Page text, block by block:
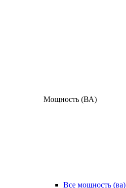
Мощность (ВА)
Все мощность (ва)